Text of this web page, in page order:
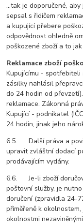
...tak je doporučené,
sepsal s řidičem
a kupující přebere
odpovědnost ohledně
poškozené zboží a to
Reklamace zboží
Kupujícímu - spotřebiteli
zásilky nahlásil
do 24 hodin od
reklamace. Zákonná
Kupující - podnikatel
24 hodin, jinak jeho
6.5. Další práva a
upravit zvláštní dodací
prodávajícím vydány.
6.6. Je-li zboží
poštovní služby, je
doručení (zpravidla 24-
přiměřeně k
okolnostmi